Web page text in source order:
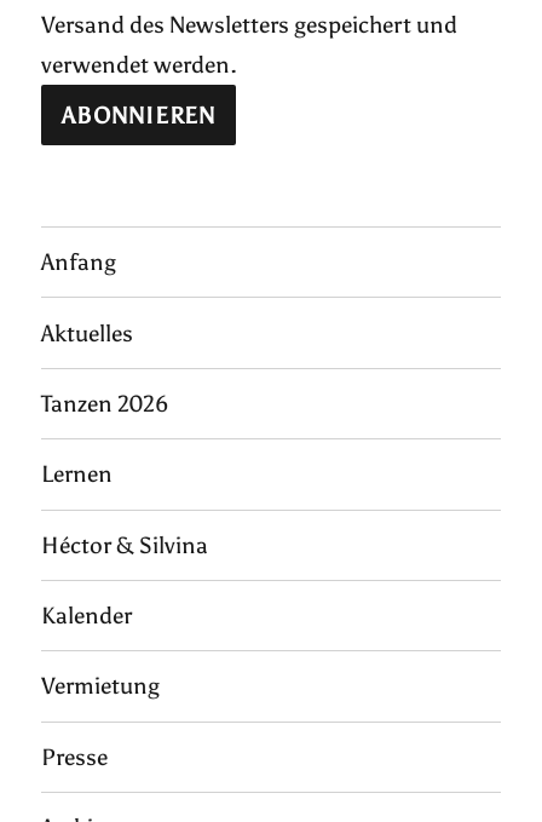
Versand des Newsletters gespeichert und
verwendet werden.
Anfang
Aktuelles
Tanzen 2026
Lernen
Héctor & Silvina
Kalender
Vermietung
Presse